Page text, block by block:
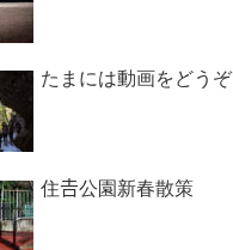
たまには動画をどうぞ
住𠮷公園新春散策